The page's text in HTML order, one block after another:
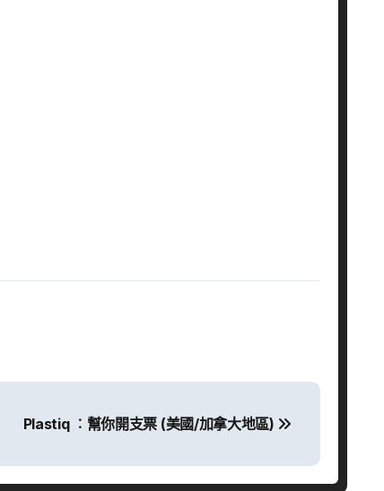
Plastiq‬ ︰幫你開支票 (美國/加拿大地區)